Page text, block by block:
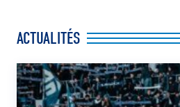
ACTUALITÉS